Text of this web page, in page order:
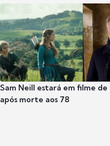
Sam Neill estará em filme de
após morte aos 78